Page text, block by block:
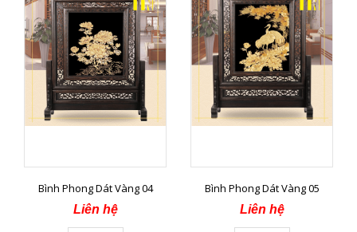
Bình Phong Dát Vàng 04
Liên hệ
Bình Phong Dát Vàng 05
Liên hệ